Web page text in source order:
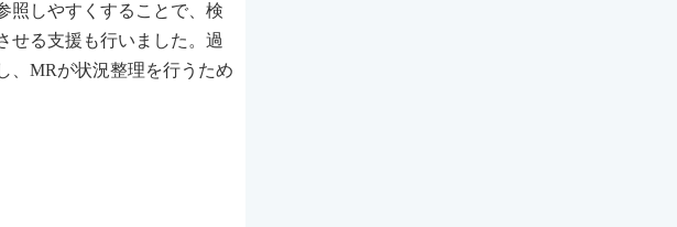
照しやすくすることで、検
せる支援も行いました。過
、MRが状況整理を行うため